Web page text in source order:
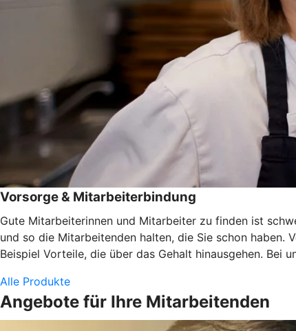
Vorsorge & Mitarbeiterbindung
Gute Mitarbeiterinnen und Mitarbeiter zu finden ist
und so die Mitarbeitenden halten, die Sie schon haben.
Beispiel Vorteile, die über das Gehalt hinausgehen. Bei
Alle Produkte
Angebote für Ihre Mitarbeitenden